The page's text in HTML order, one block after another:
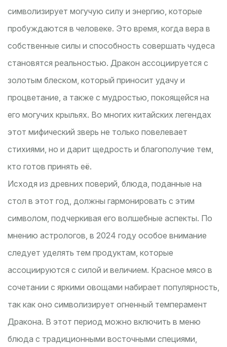
символизирует могучую силу и энергию, которые
пробуждаются в человеке. Это время, когда вера в
собственные силы и способность совершать чудеса
становятся реальностью. Дракон ассоциируется с
золотым блеском, который приносит удачу и
процветание, а также с мудростью, покоящейся на
его могучих крыльях. Во многих китайских легендах
этот мифический зверь не только повелевает
стихиями, но и дарит щедрость и благополучие тем,
кто готов принять её.
Исходя из древних поверий, блюда, поданные на
стол в этот год, должны гармонировать с этим
символом, подчеркивая его волшебные аспекты. По
мнению астрологов, в 2024 году особое внимание
следует уделять тем продуктам, которые
ассоциируются с силой и величием. Красное мясо в
сочетании с яркими овощами набирает популярность,
так как оно символизирует огненный темперамент
Дракона. В этот период можно включить в меню
блюда с традиционными восточными специями,